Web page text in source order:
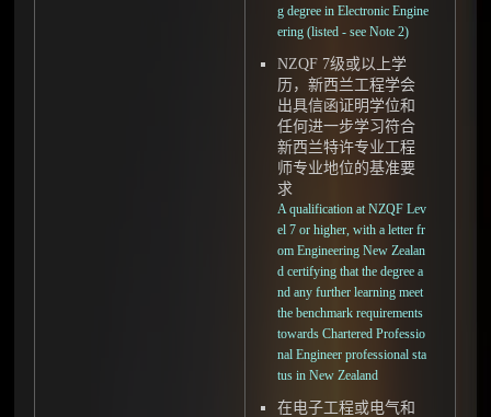
g degree in Electronic Engine
ering (listed - see Note 2)
NZQF 7级或以上学
历，新西兰工程学会
出具信函证明学位和
任何进一步学习符合
新西兰特许专业工程
师专业地位的基准要
求
A qualification at NZQF Lev
el 7 or higher, with a letter fr
om Engineering New Zealan
d certifying that the degree a
nd any further learning meet
the benchmark requirements
towards Chartered Professio
nal Engineer professional sta
tus in New Zealand
在电子工程或电气和